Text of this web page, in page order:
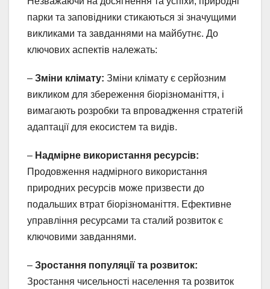
парки та заповідники стикаються зі значущими
викликами та завданнями на майбутнє. До
ключових аспектів належать:
– Зміни клімату: Зміни клімату є серйозним
викликом для збереження біорізноманіття, і
вимагають розробки та впровадження стратегій
адаптації для екосистем та видів.
– Надмірне використання ресурсів:
Продовження надмірного використання
природних ресурсів може призвести до
подальших втрат біорізноманіття. Ефективне
управління ресурсами та сталий розвиток є
ключовими завданнями.
– Зростання популяції та розвиток:
Зростання чисельності населення та розвиток